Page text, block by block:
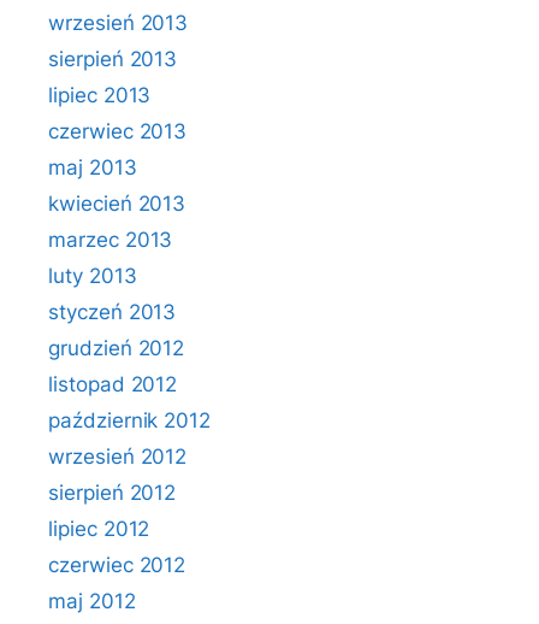
wrzesień 2013
sierpień 2013
lipiec 2013
czerwiec 2013
maj 2013
kwiecień 2013
marzec 2013
luty 2013
styczeń 2013
grudzień 2012
listopad 2012
październik 2012
wrzesień 2012
sierpień 2012
lipiec 2012
czerwiec 2012
maj 2012